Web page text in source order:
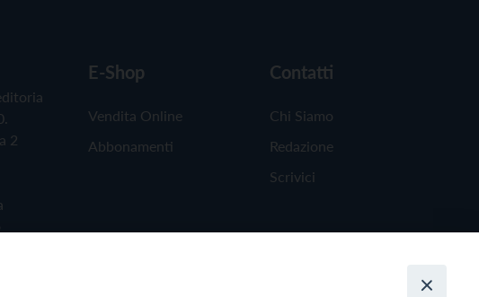
2
E-Shop
Vendita Online
Abbonamenti
Contatti
Chi Siamo
Redazione
Scrivici